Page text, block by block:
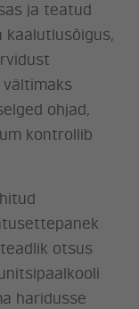
ja teatud
kaalutlusõigus,
ohjad,
kontrollib
otsus
haridusse